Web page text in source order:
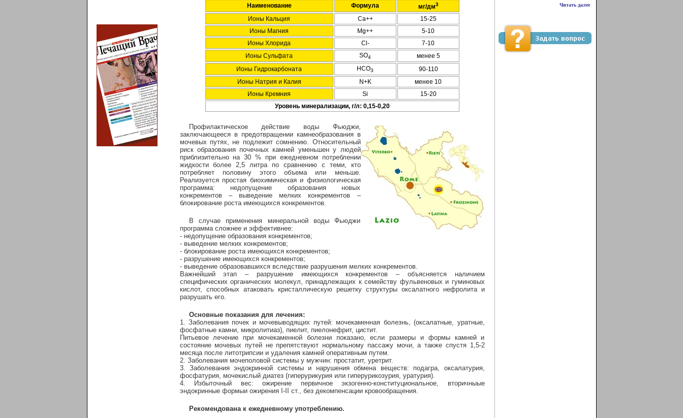
Наименование Формула мг/дм3
Ионы Кальция Ca++
15-25
Ионы Магния
Mg++
5-10
Ионы Хлорида
Cl-
7-10
Ионы Сульфата
SO4
менее 5
Ионы Гидрокарбоната
HCO3
90-110
Ионы Натрия и Калия
N+K
менее 10
Ионы Кремния
Si
15-20
Уровень минерализации, г/л: 0,15-0,20
Профилактическое действие воды Фьюджи,
заключающееся в предотвращении камнеобразования в
мочевых путях, не подлежит сомнению. Относительный
риск образования почечных камней уменьшен у людей
приблизительно на 30 % при ежедневном потреблении
жидкости более 2,5 литра по сравнению с теми, кто
потребляет половину этого объема или меньше.
Реализуется простая биохимическая и физиологическая
программа: недопущение образования новых
конкрементов – выведение мелких конкрементов –
блокирование роста имеющихся конкрементов.
В случае применения минеральной воды Фьюджи
программа сложнее и эффективнее:
- недопущение образования конкрементов;
- выведение мелких конкрементов;
- блокирование роста имеющихся конкрементов;
- разрушение имеющихся конкрементов;
- выведение образовавшихся вследствие разрушения мелких конкрементов.
Важнейший этап – разрушение имеющихся конкрементов – объясняется наличием
специфических органических молекул, принадлежащих к семейству фульвеновых и гуминовых
кислот, способных атаковать кристаллическую решетку структуры оксалатного нефролита и
разрушать его.
Основные показания для лечения:
1. Заболевания почек и мочевыводящих путей: мочекаменная болезнь, (оксалатные, уратные,
фосфатные камни, микролитиаз), пиелит, пиелонефрит, цистит.
Питьевое лечение при мочекаменной болезни показано, если размеры и формы камней и
состояние мочевых путей не препятствуют нормальному пассажу мочи, а также спустя 1,5-2
месяца после литотрипсии и удаления камней оперативным путем.
2. Заболевания мочеполовой системы у мужчин: простатит, уретрит.
3. Заболевания эндокринной системы и нарушения обмена веществ: подагра, оксалатурия,
фосфатурия, мочекислый диатез (гиперурикурия или гиперурикозурия, уратурия).
4. Избыточный вес: ожирение первичное экзогенно-конституциональное, вторичныые
эндокринные формыи ожирения I-II ст., без декомпенсации кровообращения.
Рекомендована к ежедневному употреблению.
Читать далее